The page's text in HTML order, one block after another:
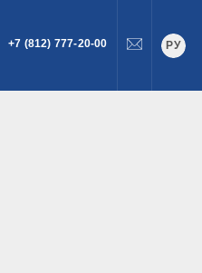
ПОИСК
+7 (812) 777-20-00 РУ